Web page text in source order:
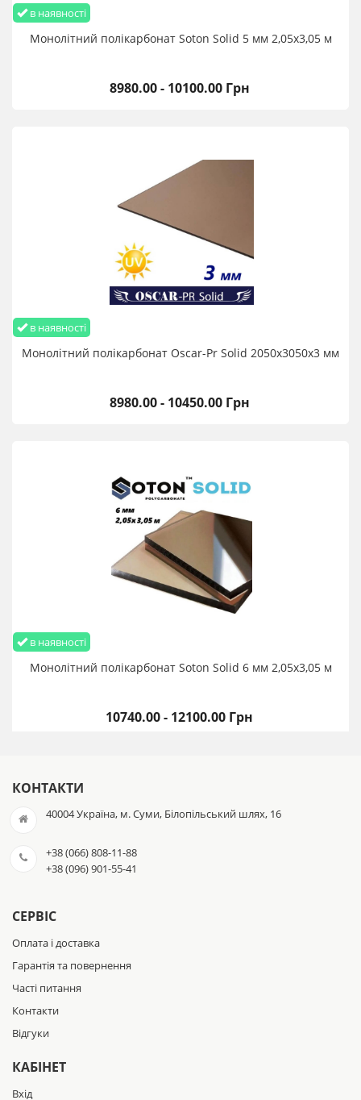
в наявності
Монолітний полікарбонат Soton Solid 5 мм 2,05х3,05 м
8980.00 - 10100.00 Грн
в наявності
Монолітний полікарбонат Oscar-Pr Solid 2050х3050х3 мм
8980.00 - 10450.00 Грн
в наявності
Монолітний полікарбонат Soton Solid 6 мм 2,05х3,05 м
10740.00 - 12100.00 Грн
КОНТАКТИ
40004 Україна, м. Суми, Білопільський шлях, 16
+38 (066) 808-11-88
+38 (096) 901-55-41
СЕРВІС
Оплата і доставка
Гарантія та повернення
Часті питання
Контакти
Відгуки
КАБІНЕТ
Вхід